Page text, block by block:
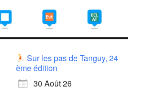
Sur les pas de Tanguy, 24
ème édition
30 Août 26